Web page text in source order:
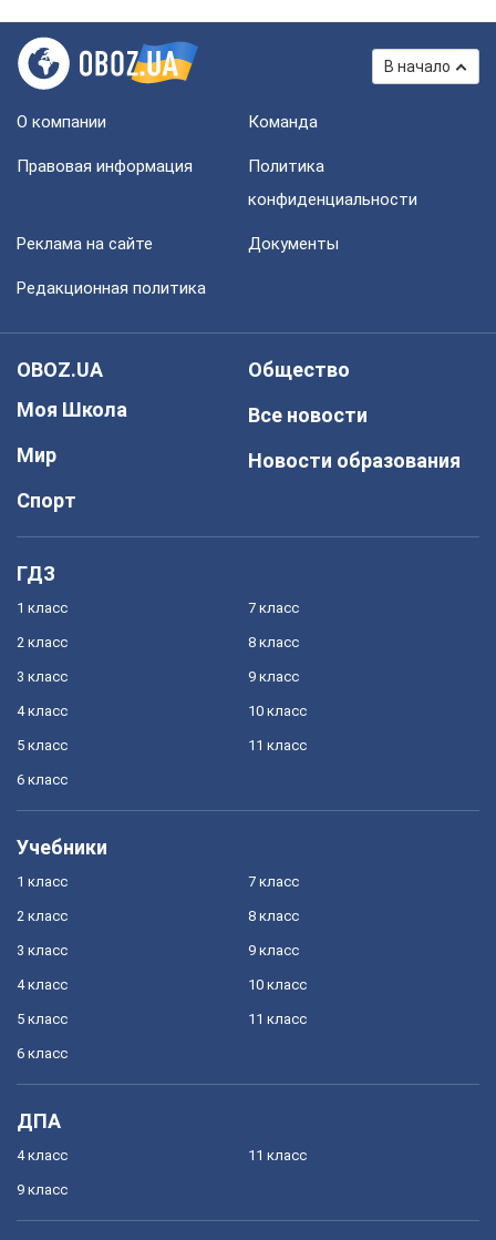
В начало
О компании Команда
Правовая информация
Политика
конфиденциальности
Реклама на сайте Документы
Редакционная политика
OBOZ.UA
Моя Школа
Мир
Спорт
Общество
Все новости
Новости образования
ГДЗ
1 класс
2 класс
3 класс
4 класс
5 класс
6 класс
7 класс
8 класс
9 класс
10 класс
11 класс
Учебники
1 класс
2 класс
3 класс
4 класс
5 класс
6 класс
7 класс
8 класс
9 класс
10 класс
11 класс
ДПА
4 класс
9 класс
11 класс